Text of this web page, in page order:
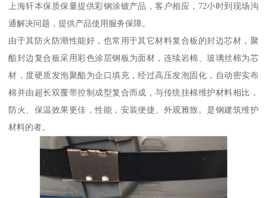
上海轩本保质保量提供彩钢涂镀产品，客户相应，72小时到现场沟
通解决问题，提供产品使用服务保障。
由于其防火防潮性能好，也常用于其它材料复合板的封边芯材，聚
酯封边复合板采用彩色涂层钢板为面材，连续岩棉、玻璃丝棉为芯
材，度硬质发泡聚酯为企口填充，经过高压发泡固化，自动密实布
棉并由超长双覆带控制成型复合而成，与传统挂棉维护材料相比，
防火、保温效果更佳，性能，安装便捷、外观雅致。是钢建筑维护
材料的者。